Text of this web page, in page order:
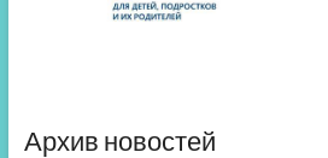
Архив новостей